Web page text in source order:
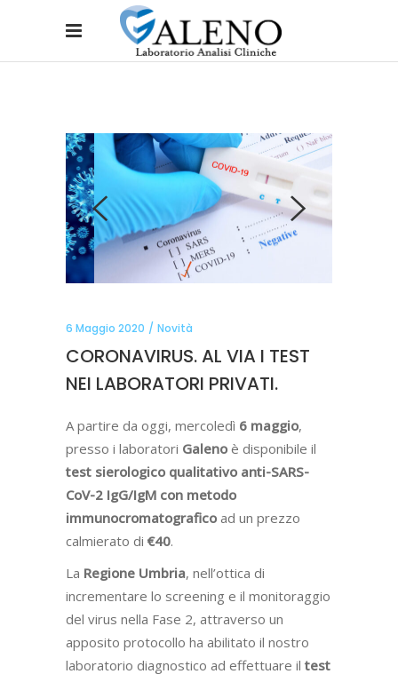
6 Maggio 2020 Novità
CORONAVIRUS. AL VIA I TEST
NEI LABORATORI PRIVATI.
A partire da oggi, mercoledì 6 maggio,
presso i laboratori Galeno è disponibile il
test sierologico qualitativo anti-SARS-
CoV-2 IgG/IgM con metodo
immunocromatografico ad un prezzo
calmierato di €40.
La Regione Umbria, nell’ottica di
incrementare lo screening e il monitoraggio
del virus nella Fase 2, attraverso un
apposito protocollo ha abilitato il nostro
laboratorio diagnostico ad effettuare il test